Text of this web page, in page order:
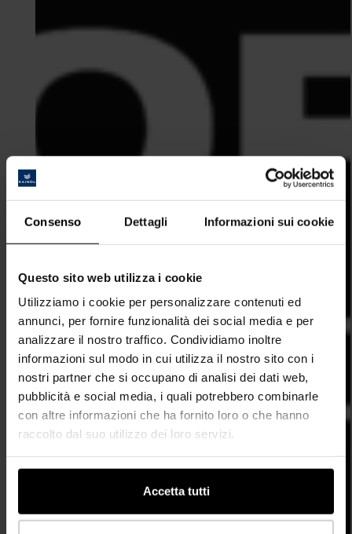
Consenso Dettagli Informazioni sui cookie
Questo sito web utilizza i cookie
Utilizziamo i cookie per personalizzare contenuti ed
annunci, per fornire funzionalità dei social media e per
analizzare il nostro traffico. Condividiamo inoltre
informazioni sul modo in cui utilizza il nostro sito con i
nostri partner che si occupano di analisi dei dati web,
pubblicità e social media, i quali potrebbero combinarle
con altre informazioni che ha fornito loro o che hanno
raccolto dal suo utilizzo dei loro servizi.
Accetta tutti